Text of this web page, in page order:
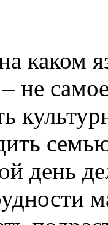
каком
не
день